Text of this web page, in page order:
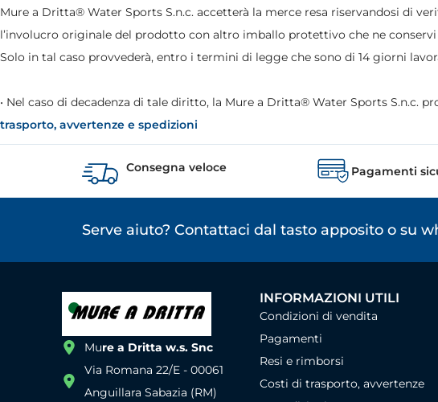
Mure a Dritta® Water Sports S.n.c. accetterà la merce resa riservandosi di
l’involucro originale del prodotto con altro imballo protettivo che ne
Solo in tal caso provvederà, entro i termini di legge che sono di 14 giorni
• Nel caso di decadenza di tale diritto, la Mure a Dritta® Water Sports S.n.c.
trasporto, avvertenze e spedizioni
Consegna veloce Pagamenti
Serve aiuto? Contattaci dal tasto apposito o su
Mure a Dritta w.s. Snc
Via Romana 22/E - 00061
Anguillara Sabazia (RM)
INFORMAZIONI UTILI
Condizioni di vendita
Pagamenti
Resi e rimborsi
Costi di trasporto, avvertenze